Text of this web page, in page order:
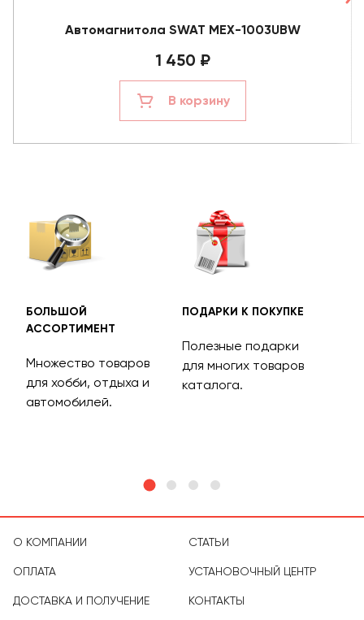
Автомагнитола SWAT MEX-1003UBW
1 450 ₽
В корзину
БОЛЬШОЙ
АССОРТИМЕНТ
Множество товаров
для хобби, отдыха и
автомобилей.
ПОДАРКИ К ПОКУПКЕ
Полезные подарки
для многих товаров
каталога.
О КОМПАНИИ
ОПЛАТА
ДОСТАВКА И ПОЛУЧЕНИЕ
СТАТЬИ
УСТАНОВОЧНЫЙ ЦЕНТР
КОНТАКТЫ